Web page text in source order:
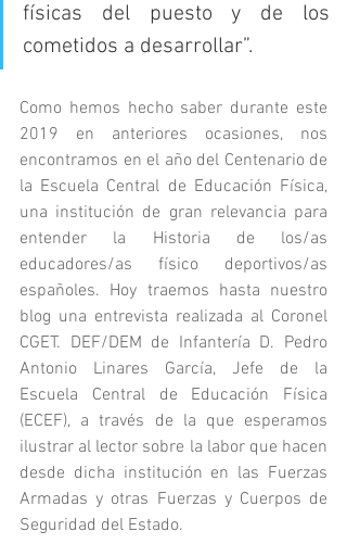
físicas del puesto y de los
cometidos a desarrollar”.
Como hemos hecho saber durante este
2019 en anteriores ocasiones, nos
encontramos en el año del Centenario de
la Escuela Central de Educación Física,
una institución de gran relevancia para
entender la Historia de los/as
educadores/as físico deportivos/as
españoles. Hoy traemos hasta nuestro
blog una entrevista realizada al Coronel
CGET. DEF/DEM de Infantería D. Pedro
Antonio Linares García, Jefe de la
Escuela Central de Educación Física
(ECEF), a través de la que esperamos
ilustrar al lector sobre la labor que hacen
desde dicha institución en las Fuerzas
Armadas y otras Fuerzas y Cuerpos de
Seguridad del Estado.